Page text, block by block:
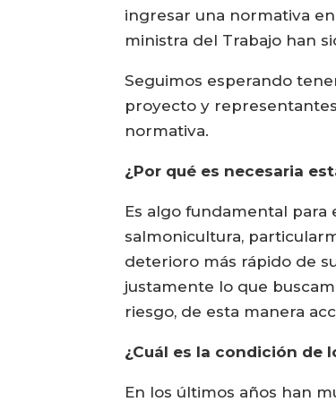
ingresar una normativa
ministra del Trabajo han
Seguimos esperando
proyecto y
normativa.
¿Por qué es necesaria
Es algo fundamental
salmonicultura,
deterioro más rápido de
justamente lo que
riesgo, de esta manera
¿Cuál es la condición de
En los últimos años han